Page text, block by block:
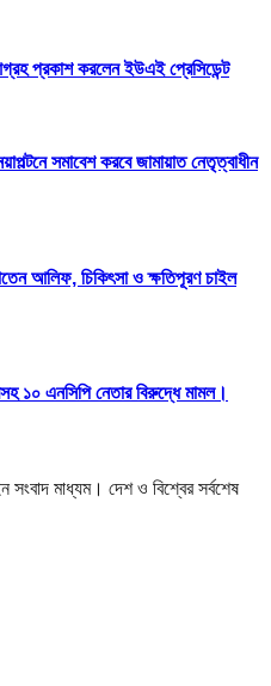
প্রকাশ করলেন ইউএই প্রেসিডেন্ট
সমাবেশ করবে জামায়াত নেতৃত্বাধীন
আলিফ, চিকিৎসা ও ক্ষতিপূরণ চাইল
১০ এনসিপি নেতার বিরুদ্ধে মামল।
মাধ্যম। দেশ ও বিশ্বের সর্বশেষ